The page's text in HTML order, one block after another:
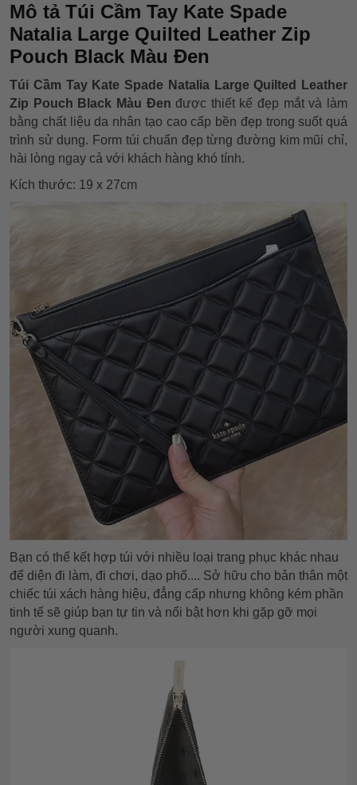
Mô tả Túi Cầm Tay Kate Spade
Natalia Large Quilted Leather Zip
Pouch Black Màu Đen
Túi Cầm Tay Kate Spade Natalia Large Quilted Leather
Zip Pouch Black Màu Đenđược thiết kế đẹp mắt và làm
bằng chất liệu da nhân tạo cao cấp bền đẹp trong suốt quá
trình sử dụng. Form túi chuẩn đẹp từng đường kim mũi chỉ,
hài lòng ngay cả với khách hàng khó tính.
Kích thước: 19 x 27cm
Bạn có thể kết hợp túi với nhiều loại trang phục khác nhau
để diện đi làm, đi chơi, dạo phố.... Sở hữu cho bản thân một
chiếc túi xách hàng hiệu, đẳng cấp nhưng không kém phần
tinh tế sẽ giúp bạn tự tin và nổi bật hơn khi gặp gỡ mọi
người xung quanh.